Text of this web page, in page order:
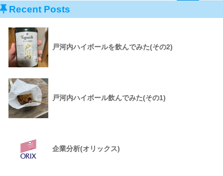
Recent Posts
戸河内ハイボールを飲んでみた(その2)
戸河内ハイボール飲んでみた(その1)
企業分析(オリックス)